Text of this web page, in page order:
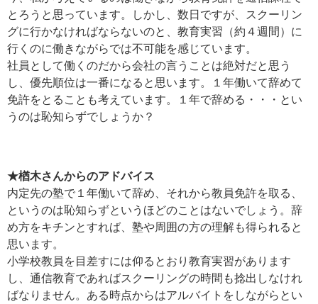
とろうと思っています。しかし、数日ですが、スクーリン
グに行かなければならないのと、教育実習（約４週間）に
行くのに働きながらでは不可能を感じています。
社員として働くのだから会社の言うことは絶対だと思う
し、優先順位は一番になると思います。１年働いて辞めて
免許をとることも考えています。１年で辞める・・・とい
うのは恥知らずでしょうか？
★楢木さんからのアドバイス
内定先の塾で１年働いて辞め、それから教員免許を取る、
というのは恥知らずというほどのことはないでしょう。辞
め方をキチンとすれば、塾や周囲の方の理解も得られると
思います。
小学校教員を目差すには仰るとおり教育実習があります
し、通信教育であればスクーリングの時間も捻出しなけれ
ばなりません。ある時点からはアルバイトをしながらとい